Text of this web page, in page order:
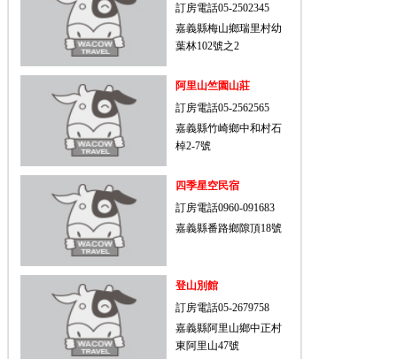
訂房電話05-2502345
嘉義縣梅山鄉瑞里村幼
葉林102號之2
阿里山竺園山莊
訂房電話05-2562565
嘉義縣竹崎鄉中和村石
棹2-7號
四季星空民宿
訂房電話0960-091683
嘉義縣番路鄉隙頂18號
登山別館
訂房電話05-2679758
嘉義縣阿里山鄉中正村
東阿里山47號